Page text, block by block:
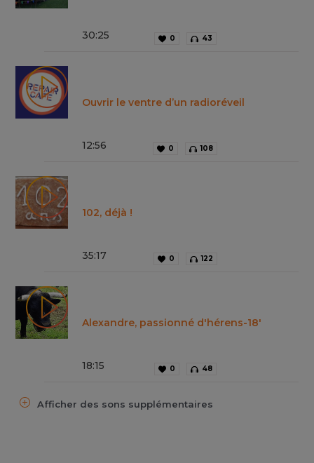
30:25 0 43
Ouvrir le ventre d’un radioréveil
12:56 0 108
102, déjà !
35:17 0 122
Alexandre, passionné d'hérens-18'
18:15 0 48
Afficher des sons supplémentaires